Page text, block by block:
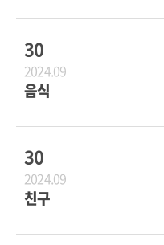
30
2024.09
음식
30
2024.09
친구